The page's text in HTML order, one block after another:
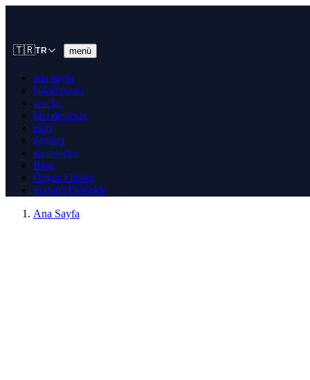
🇹🇷TR menü
ana sayfa
hakkımızda
araçlar
bizi destekle
ekip
iletişim
sponsorlar
Blog
Özgür Filistin
Sudan'ı Destekle
Ana Sayfa